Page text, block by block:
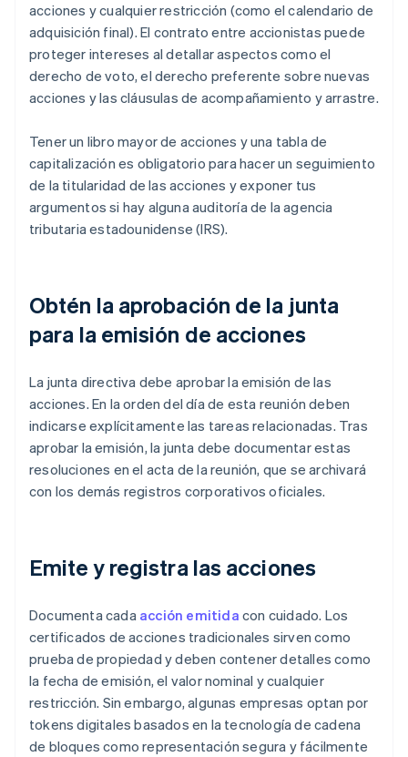
acciones y cualquier restricción (como el calendario de
adquisición final). El contrato entre accionistas puede
proteger intereses al detallar aspectos como el
derecho de voto, el derecho preferente sobre nuevas
acciones y las cláusulas de acompañamiento y arrastre.
Tener un libro mayor de acciones y una tabla de
capitalización es obligatorio para hacer un seguimiento
de la titularidad de las acciones y exponer tus
argumentos si hay alguna auditoría de la agencia
tributaria estadounidense (IRS).
Obtén la aprobación de la junta
para la emisión de acciones
La junta directiva debe aprobar la emisión de las
acciones. En la orden del día de esta reunión deben
indicarse explícitamente las tareas relacionadas. Tras
aprobar la emisión, la junta debe documentar estas
resoluciones en el acta de la reunión, que se archivará
con los demás registros corporativos oficiales.
Emite y registra las acciones
Documenta cada acción emitida con cuidado. Los
certificados de acciones tradicionales sirven como
prueba de propiedad y deben contener detalles como
la fecha de emisión, el valor nominal y cualquier
restricción. Sin embargo, algunas empresas optan por
tokens digitales basados en la tecnología de cadena
de bloques como representación segura y fácilmente